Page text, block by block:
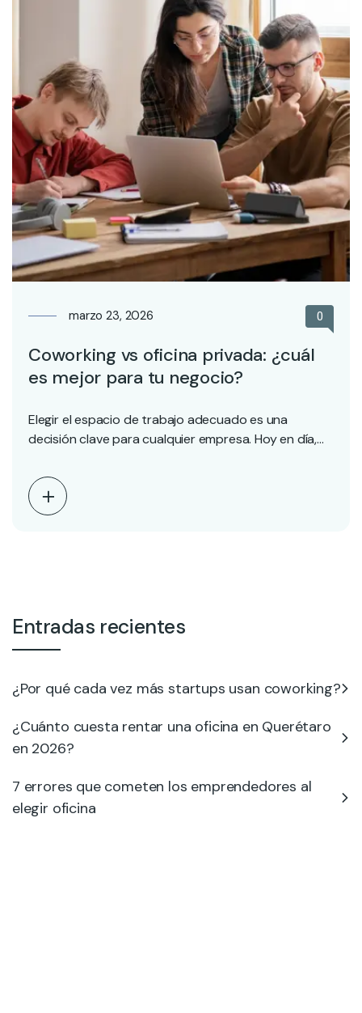
marzo 23, 2026 0
Coworking vs oficina privada: ¿cuál
es mejor para tu negocio?
Elegir el espacio de trabajo adecuado es una
decisión clave para cualquier empresa. Hoy en día,…
Entradas recientes
¿Por qué cada vez más startups usan coworking?
¿Cuánto cuesta rentar una oficina en Querétaro
en 2026?
7 errores que cometen los emprendedores al
elegir oficina